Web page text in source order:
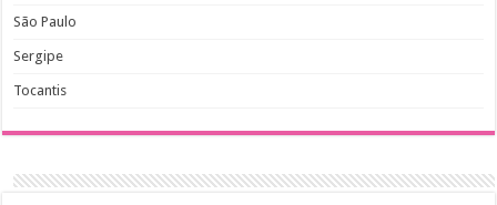
São Paulo
Sergipe
Tocantis